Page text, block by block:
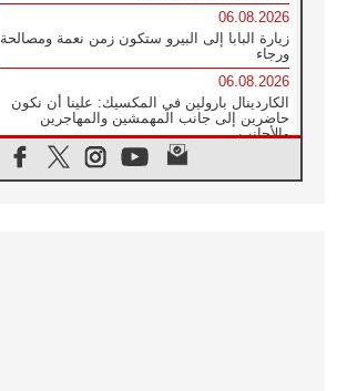
06.08.2026
زيارة البابا إلى البيرو ستكون زمن نعمة ومصالحة
ورجاء
06.08.2026
الكاردينال بارولين في المكسيك: علينا أن نكون
حاضرين إلى جانب المهمشين والمهاجرين
والأجانب
البابا لاوُن الرابع عشر للشباب في أسيزي: